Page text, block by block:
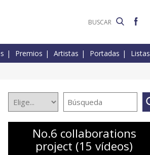
Premios Artistas Portadas Listas
No.6 collaborations
project (15 vídeos)